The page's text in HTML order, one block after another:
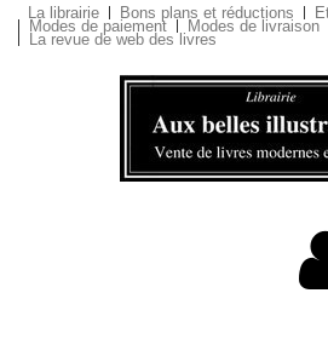
La librairie Bons plans et réductions
Modes de paiement Modes de livraison
La revue de web des livres